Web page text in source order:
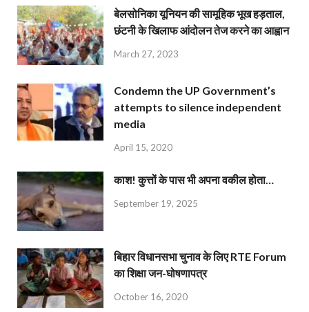
बेलसोनिका यूनियन की सामूहिक भूख हड़ताल,
छंटनी के खिलाफ आंदोलन तेज करने का आह्वान
March 27, 2023
Condemn the UP Government’s
attempts to silence independent
media
April 15, 2020
काश! कुत्तों के पास भी अपना वकील होता…
September 19, 2025
बिहार विधानसभा चुनाव के लिए RTE Forum
का शिक्षा जन-घोषणापत्र
October 16, 2020